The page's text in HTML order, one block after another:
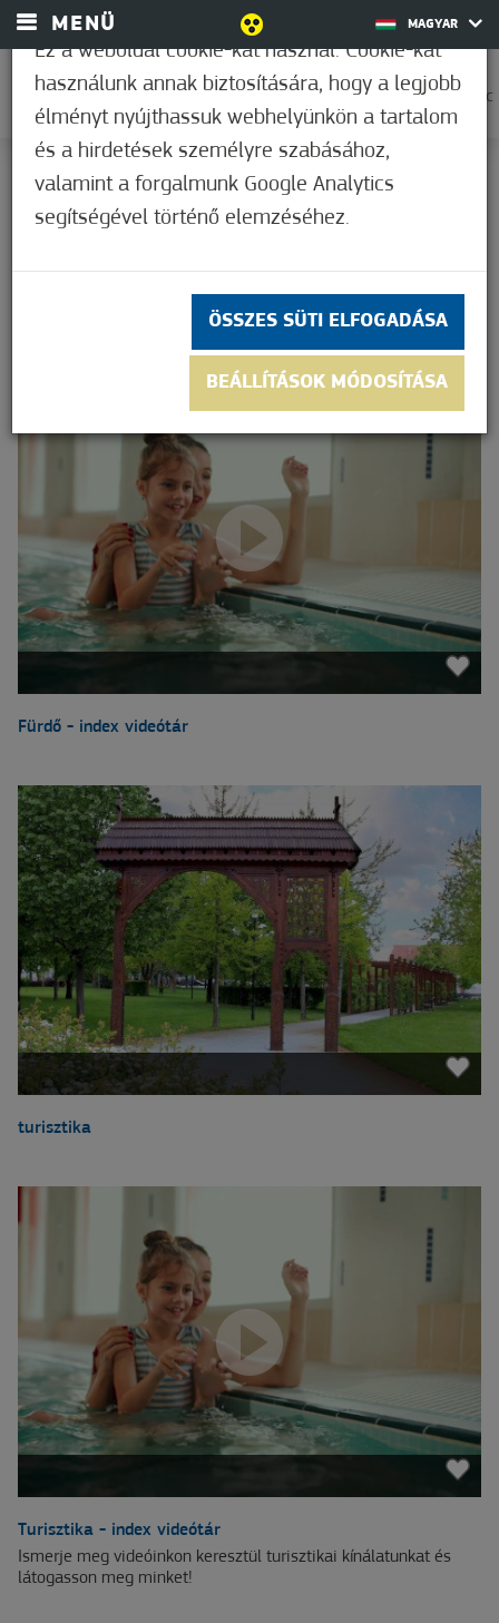
MENÜ MAGYAR
0
23,9°C
KEZDŐOLDAL
GALÉRIÁK
GALÉRIÁK
Fürdő - index videótár
turisztika
Turisztika - index videótár
Ismerje meg videóinkon keresztül turisztikai kínálatunkat és
látogasson meg minket!
Ez a weboldal cookie-kat használ. Cookie-kat
használunk annak biztosítására, hogy a legjobb
élményt nyújthassuk webhelyünkön a tartalom
és a hirdetések személyre szabásához,
valamint a forgalmunk Google Analytics
segítségével történő elemzéséhez.
ÖSSZES SÜTI ELFOGADÁSA
BEÁLLÍTÁSOK MÓDOSÍTÁSA